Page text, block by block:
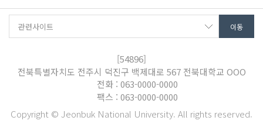
[54896]
전북특별자치도 전주시 덕진구 백제대로 567 전북대학교 OOO
전화 : 063-0000-0000
팩스 : 063-0000-0000
Copyright © Jeonbuk National University. All rights reserved.